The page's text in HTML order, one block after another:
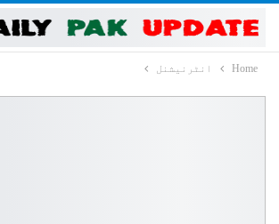
Home انٹرنیشنل